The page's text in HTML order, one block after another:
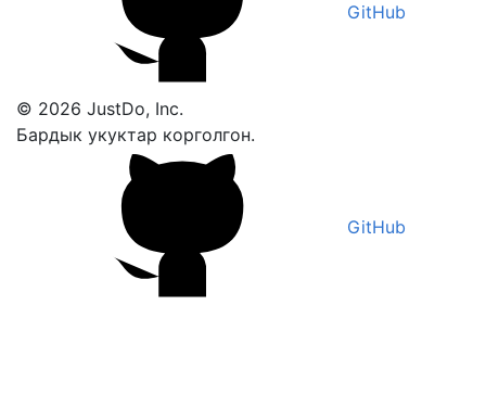
GitHub
© 2026 JustDo, Inc.
Бардык укуктар корголгон.
GitHub